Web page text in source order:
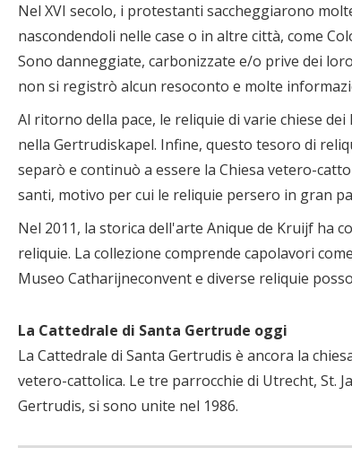
Nel XVI secolo, i protestanti saccheggiarono
nascondendoli nelle case o in altre città, come
Sono danneggiate, carbonizzate e/o prive dei
non si registrò alcun resoconto e molte
Al ritorno della pace, le reliquie di varie chiese
nella Gertrudiskapel. Infine, questo tesoro di
separò e continuò a essere la Chiesa vetero-
santi, motivo per cui le reliquie persero in gran
Nel 2011, la storica dell'arte Anique de Kruijf ha
reliquie. La collezione comprende capolavori
Museo Catharijneconvent e diverse reliquie
La Cattedrale di Santa Gertrude oggi
La Cattedrale di Santa Gertrudis è ancora la
vetero-cattolica. Le tre parrocchie di Utrecht, St.
Gertrudis, si sono unite nel 1986.